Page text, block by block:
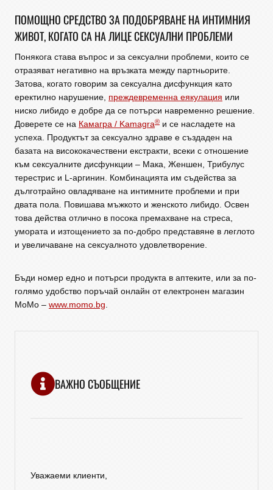
ПОМОЩНО СРЕДСТВО ЗА ПОДОБРЯВАНЕ НА ИНТИМНИЯ
ЖИВОТ, КОГАТО СА НА ЛИЦЕ СЕКСУАЛНИ ПРОБЛЕМИ
Понякога става въпрос и за сексуални проблеми, които се
отразяват негативно на връзката между партньорите.
Затова, когато говорим за сексуална дисфункция като
еректилно нарушение, преждевременна еякулация или
ниско либидо е добре да се потърси навременно решение.
Доверете се на Камагра / Kamagra® и се насладете на
успеха. Продуктът за сексуално здраве е създаден на
базата на висококачествени екстракти, всеки с отношение
към сексуалните дисфункции – Мака, Женшен, Трибулус
терестрис и L-аргинин. Комбинацията им съдейства за
дълготрайно овладяване на интимните проблеми и при
двата пола. Повишава мъжкото и женското либидо. Освен
това действа отлично в посока премахване на стреса,
умората и изтощението за по-добро представяне в леглото
и увеличаване на сексуалното удовлетворение.
Бъди номер едно и потърси продукта в аптеките, или за по-
голямо удобство поръчай онлайн от електронен магазин
МоМо – www.momo.bg.
ВАЖНО СЪОБЩЕНИЕ
Уважаеми клиенти,